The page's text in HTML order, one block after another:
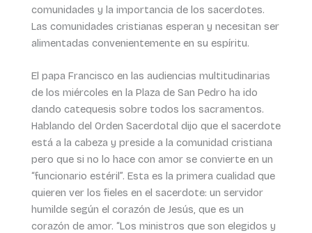
comunidades y la importancia de los sacerdotes.
Las comunidades cristianas esperan y necesitan ser
alimentadas convenientemente en su espíritu.
El papa Francisco en las audiencias multitudinarias
de los miércoles en la Plaza de San Pedro ha ido
dando catequesis sobre todos los sacramentos.
Hablando del Orden Sacerdotal dijo que el sacerdote
está a la cabeza y preside a la comunidad cristiana
pero que si no lo hace con amor se convierte en un
“funcionario estéril”. Esta es la primera cualidad que
quieren ver los fieles en el sacerdote: un servidor
humilde según el corazón de Jesús, que es un
corazón de amor. “Los ministros que son elegidos y